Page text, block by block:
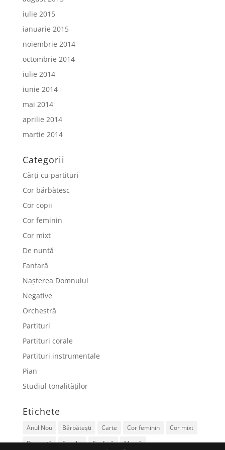
iulie 2015
ianuarie 2015
noiembrie 2014
octombrie 2014
iulie 2014
iunie 2014
mai 2014
aprilie 2014
martie 2014
Categorii
Cărți cu partituri
Cor bărbătesc
Cor copii
Cor feminin
Cor mixt
De nuntă
Fanfară
Nașterea Domnului
Negative
Orchestră
Partituri
Partituri corale
Partituri instrumentale
Pian
Studiul tonalităților
Etichete
Anul Nou Bărbătești Carte Cor feminin
Cor mixt
De nuntă
Familie Fanfară Mamă